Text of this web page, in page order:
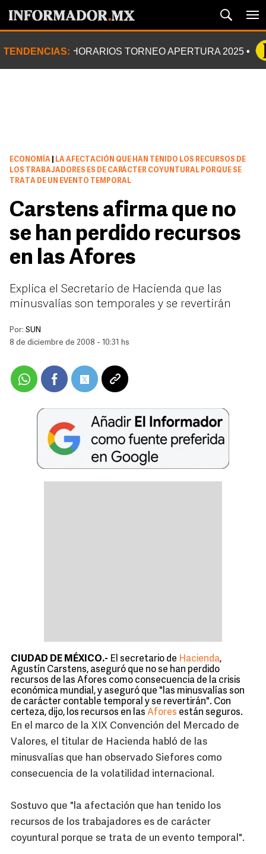
TENDENCIAS: HORARIOS TORNEO APERTURA 2025
ECONOMÍA
LA AFECTACIÓN QUE HAN TENIDO LOS RECURSOS DE
LOS TRABAJADORES ES DE CARÁCTER COYUNTURAL PORQUE SE
TRATA DE UN EVENTO TEMPORAL
Carstens afirma que no
se han perdido recursos
en las Afores
Explica el Secretario de Hacienda que las
minusvalías son temporales y se revertirán
Por: SUN
8 de diciembre de 2008 - 10:31 hs
CIUDAD DE MÉXICO.- El secretario de Hacienda,
Agustín Carstens, aseguró que no se han perdido
recursos de las Afores como consecuencia de la crisis
económica mundial, y aseguró que "las minusvalías son
de carácter contable temporal y se revertirán". Con
certeza, dijo, los recursos en las Afores están seguros.
En el marco de la XIX Convención del Mercado de
Valores, el titular de Hacienda habló de las
minusvalías que han observado Siefores como
consecuencia de la volatilidad internacional.
Sostuvo que "la afectación que han tenido los
recursos de los trabajadores es de carácter
coyuntural porque se trata de un evento temporal".